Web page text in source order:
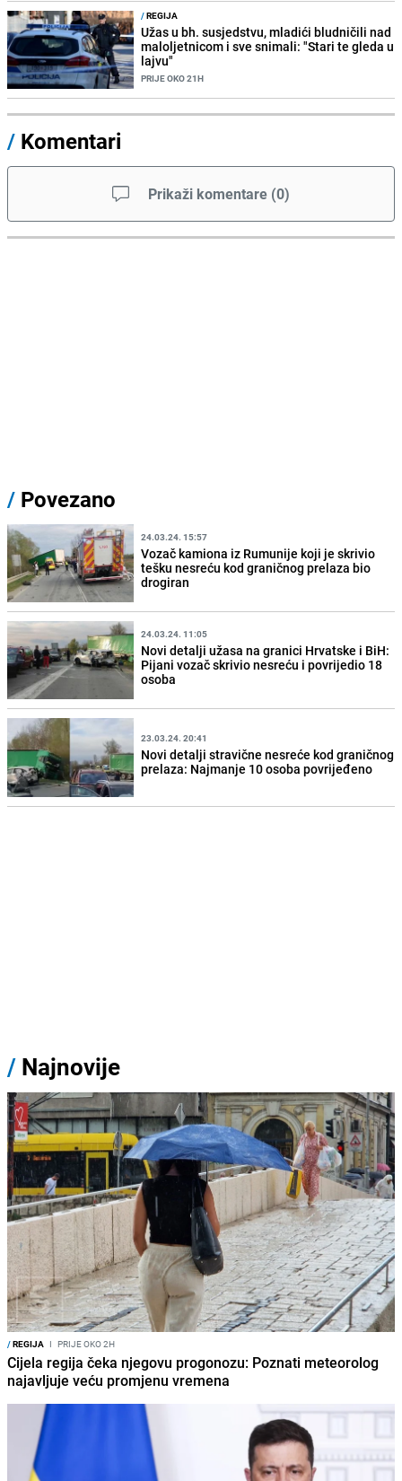
/REGIJA
Užas u bh. susjedstvu, mladići bludničili nad
maloljetnicom i sve snimali: "Stari te gleda u
lajvu"
PRIJE OKO 21H
/ Komentari
Prikaži komentare (0)
/ Povezano
24.03.24. 15:57
Vozač kamiona iz Rumunije koji je skrivio
tešku nesreću kod graničnog prelaza bio
drogiran
24.03.24. 11:05
Novi detalji užasa na granici Hrvatske i BiH:
Pijani vozač skrivio nesreću i povrijedio 18
osoba
23.03.24. 20:41
Novi detalji stravične nesreće kod graničnog
prelaza: Najmanje 10 osoba povrijeđeno
/ Najnovije
/REGIJA I PRIJE OKO 2H
Cijela regija čeka njegovu progonozu: Poznati meteorolog
najavljuje veću promjenu vremena